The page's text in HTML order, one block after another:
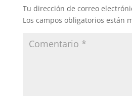
Tu dirección de correo
Los campos obligatorios están